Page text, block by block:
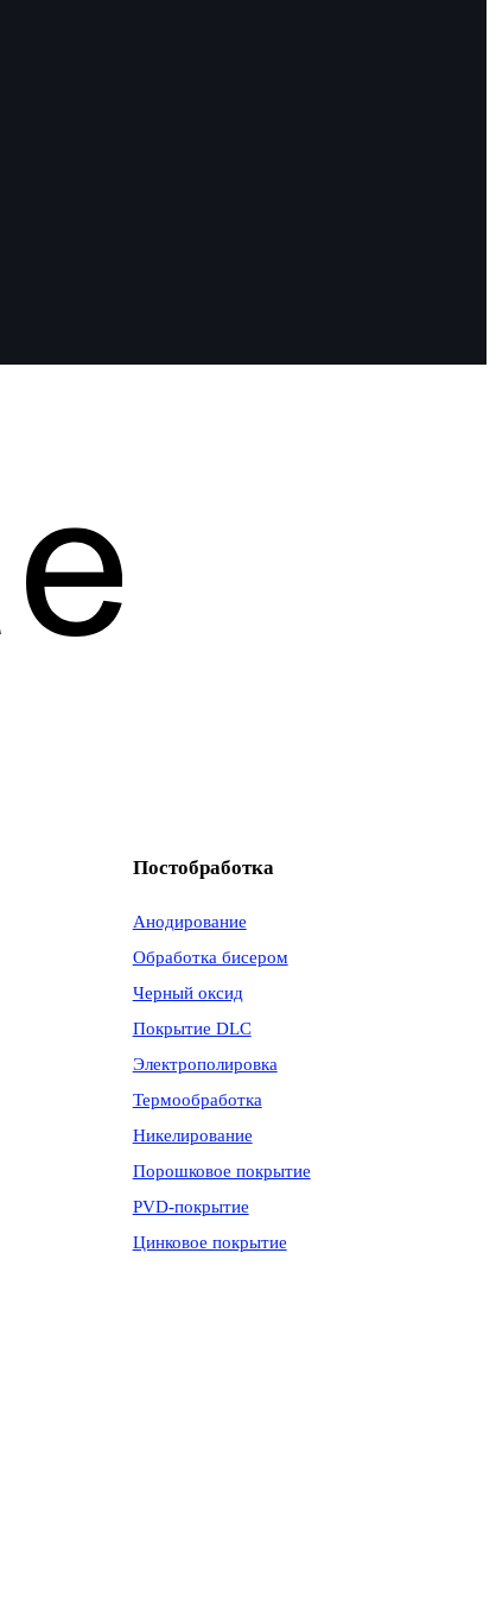
Постобработка
Анодирование
Обработка бисером
Черный оксид
Покрытие DLC
Электрополировка
Термообработка
Никелирование
Порошковое покрытие
PVD-покрытие
Цинковое покрытие